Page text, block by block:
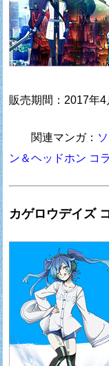
販売期間：2017年
関連マンガ：
ン＆ヘッドホン コ
カゲロウデイズ